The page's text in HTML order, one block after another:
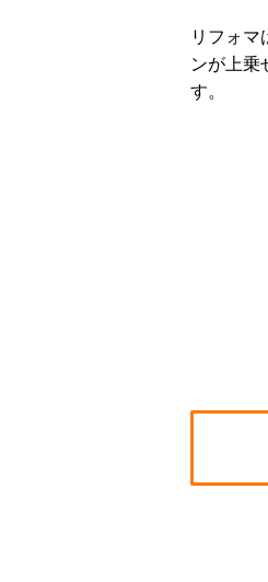
リフォ
ンが上乗
す。